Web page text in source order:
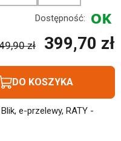
Dostępność:
zł 399,70 zł
DO KOSZYKA
e-przelewy, RATY -